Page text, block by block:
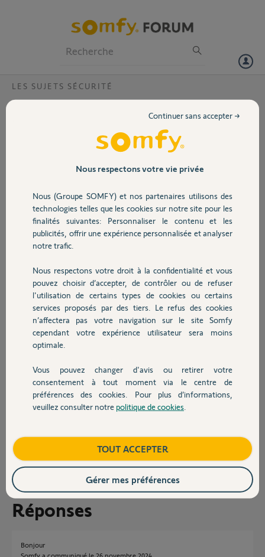
Volet
Sécurité
Domotique
Chauffage
Autres produits
Devis avec un pro
Contact
LES SUJETS SÉCURITÉ
Lien avec IFTTT offline pour Somfy Protect
Bonjour,
Depuis hier soir, le lien
IFTTT semble rompu.
reconnecter depuis
IFTTT (message d'erreur
SSO Somfy "une erreur est survenue").
En cherchant une explication, j'ai découvert dans un autre thread que
1/01/2025.
J'espère que ce n'est pas le même cas pour Somfy Protect, car
aujourd'hui c'est IFTTT qui me sert à palier aux manques de la
solutions (automatismes, programmation intelligente, logs,
alertes...)
En tout cas, je n'ai reçu aucune information de la part de Somfy sur le
sujet et je constate que la compatibilité IFTTT est toujours "vendue"
https://www.somfy.fr/produits/100002500/home-alarm-essent...
Merci pour votre retour,
Pascal
Participer au fil de discussion
Réponses
Bonjour
Somfy a communiqué le 26 novembre 2024
Nous respectons votre vie privée
Nous (Groupe SOMFY) et nos partenaires utilisons des
technologies telles que les cookies sur notre site pour les
finalités suivantes: Personnaliser le contenu et les
publicités, offrir une expérience personnalisée et analyser
notre trafic.
Nous respectons votre droit à la confidentialité et vous
pouvez choisir d’accepter, de contrôler ou de refuser
l'utilisation de certains types de cookies ou certains
services proposés par des tiers. Le refus des cookies
n’affectera pas votre navigation sur le site Somfy
cependant votre expérience utilisateur sera moins
optimale.
Vous pouvez changer d'avis ou retirer votre
consentement à tout moment via le centre de
préférences des cookies. Pour plus d’informations,
veuillez consulter notre politique de cookies
Continuer sans accepter →
TOUT ACCEPTER
Gérer mes préférences